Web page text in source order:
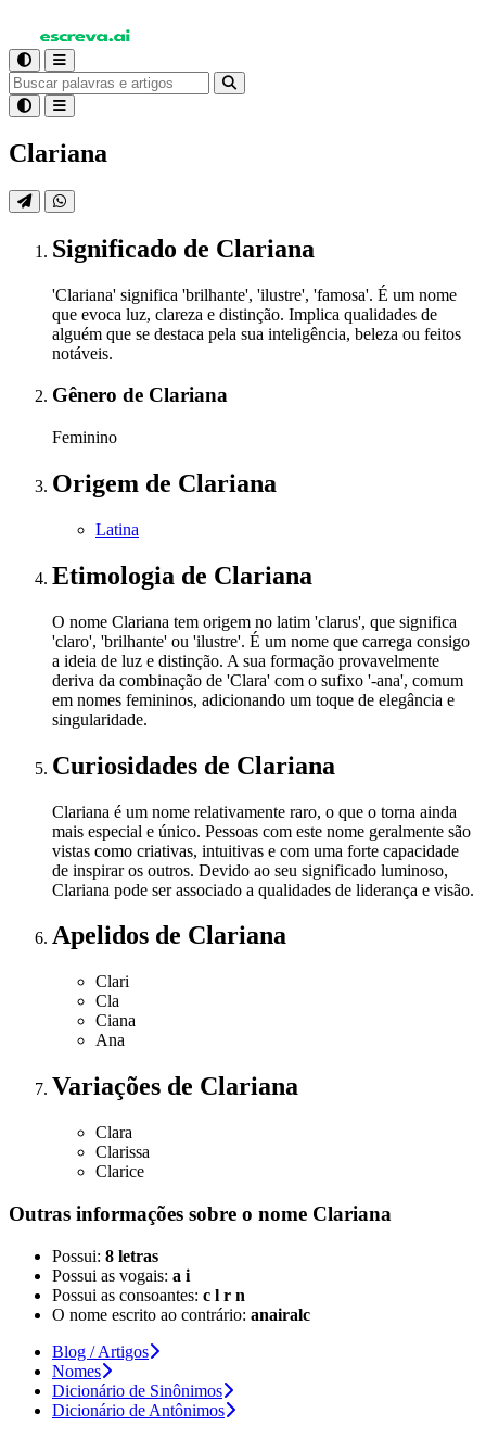
Clariana
Significado de Clariana
'Clariana' significa 'brilhante', 'ilustre', 'famosa'. É um nome
que evoca luz, clareza e distinção. Implica qualidades de
alguém que se destaca pela sua inteligência, beleza ou feitos
notáveis.
Gênero de Clariana
Feminino
Origem de Clariana
Latina
Etimologia de Clariana
O nome Clariana tem origem no latim 'clarus', que significa
'claro', 'brilhante' ou 'ilustre'. É um nome que carrega consigo
a ideia de luz e distinção. A sua formação provavelmente
deriva da combinação de 'Clara' com o sufixo '-ana', comum
em nomes femininos, adicionando um toque de elegância e
singularidade.
Curiosidades de Clariana
Clariana é um nome relativamente raro, o que o torna ainda
mais especial e único. Pessoas com este nome geralmente são
vistas como criativas, intuitivas e com uma forte capacidade
de inspirar os outros. Devido ao seu significado luminoso,
Clariana pode ser associado a qualidades de liderança e visão.
Apelidos de Clariana
Clari
Cla
Ciana
Ana
Variações de Clariana
Clara
Clarissa
Clarice
Outras informações sobre o nome Clariana
Possui: 8 letras
Possui as vogais: a i
Possui as consoantes: c l r n
O nome escrito ao contrário: anairalc
Blog / Artigos
Nomes
Dicionário de Sinônimos
Dicionário de Antônimos